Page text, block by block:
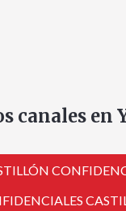
canales en